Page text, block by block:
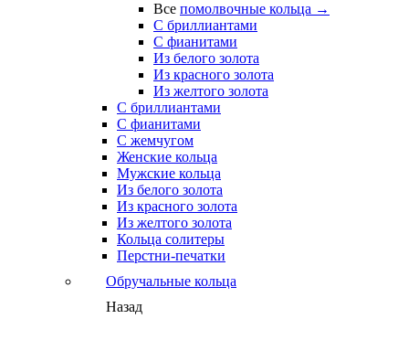
Все помолвочные кольца →
С бриллиантами
С фианитами
Из белого золота
Из красного золота
Из желтого золота
С бриллиантами
С фианитами
С жемчугом
Женские кольца
Мужские кольца
Из белого золота
Из красного золота
Из желтого золота
Кольца солитеры
Перстни-печатки
Обручальные кольца
Назад